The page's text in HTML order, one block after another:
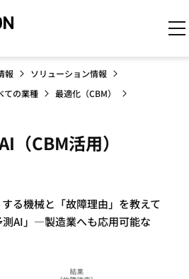
報
ソリューション情報
ての業種
最適化（CBM）
（CBM活用）
る機械と「故障理由」を教えて
測AI」—製造業へも応用可能な